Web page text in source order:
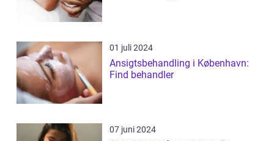
01 juli 2024
Ansigtsbehandling i København:
Find behandler
07 juni 2024